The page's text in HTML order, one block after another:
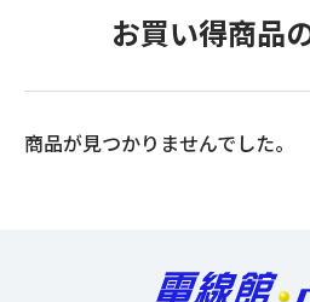
お買い得商品
商品が見つかりませんでした。